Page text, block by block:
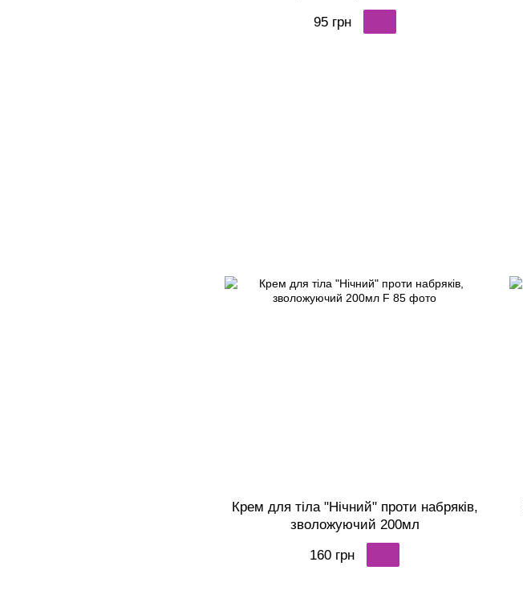
95 грн
Крем для тіла "Нічний" проти набряків,
зволожуючий 200мл
160 грн